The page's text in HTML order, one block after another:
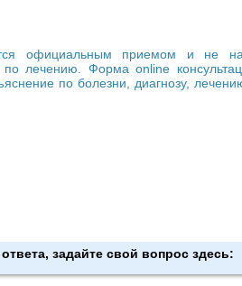
официальным приемом и не
по лечению. Форма online
по болезни, диагнозу,
задайте свой вопрос здесь: